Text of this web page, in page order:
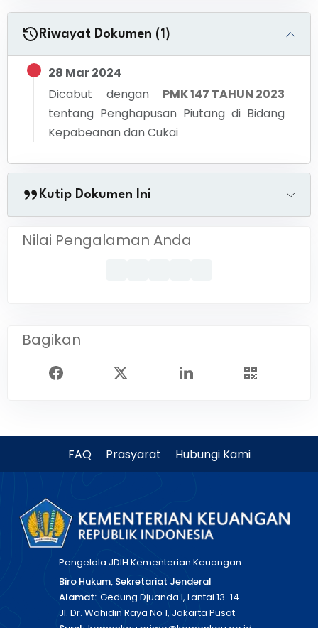
Riwayat Dokumen (1)
28 Mar 2024
Dicabut dengan
PMK 147 TAHUN 2023
tentang Penghapusan Piutang di Bidang
Kepabeanan dan Cukai
Kutip Dokumen Ini
Nilai Pengalaman Anda
Bagikan
FAQ Prasyarat Hubungi Kami
Pengelola JDIH Kementerian Keuangan:
Biro Hukum, Sekretariat Jenderal
Alamat: Gedung Djuanda I, Lantai 13-14
Jl. Dr. Wahidin Raya No 1, Jakarta Pusat